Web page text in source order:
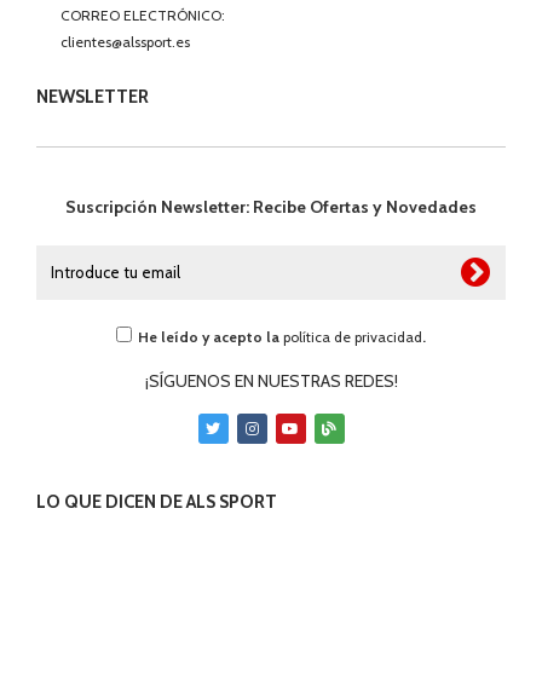
CORREO ELECTRÓNICO:
clientes@alssport.es
NEWSLETTER
Suscripción Newsletter: Recibe Ofertas y Novedades
He leído y acepto la política de privacidad.
¡SÍGUENOS EN NUESTRAS REDES!
LO QUE DICEN DE ALS SPORT